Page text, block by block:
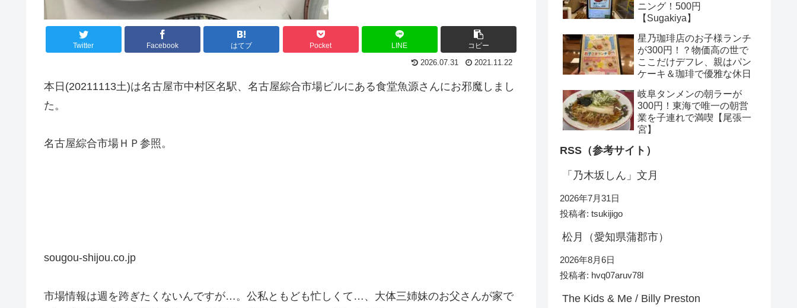
Twitter Facebook はてブ Pocket LINE コピー
2026.07.31 2021.11.22
本日(20211113土)は名古屋市中村区名駅、名古屋綜合市場ビルにある食堂魚源さんにお邪魔しまし
た。
名古屋綜合市場ＨＰ参照。
sougou-shijou.co.jp
市場情報は週を跨ぎたくないんですが…。公私ともども忙しくて…、大体三姉妹のお父さんが家で
ニング！500円
【Sugakiya】
星乃珈琲店のお子様ランチ
が300円！？物価高の世で
ここだけデフレ、親はパン
ケーキ＆珈琲で優雅な休日
岐阜タンメンの朝ラーが
300円！東海で唯一の朝営
業を子連れで満喫【尾張一
宮】
RSS（参考サイト）
「乃木坂しん」文月
2026年7月31日
投稿者: tsukijigo
松月（愛知県蒲郡市）
2026年8月6日
投稿者: hvq07aruv78l
The Kids & Me / Billy Preston